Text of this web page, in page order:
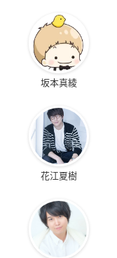
坂本真綾
花江夏樹